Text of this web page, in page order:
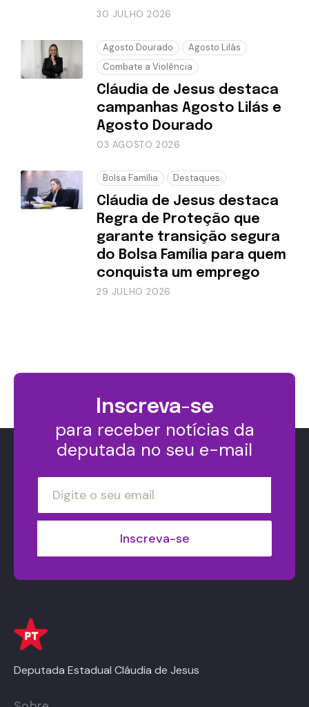
30 JULHO 2026
Agosto Dourado
Agosto Lilás
Combate a Violência
Cláudia de Jesus destaca
campanhas Agosto Lilás e
Agosto Dourado
03 AGOSTO 2026
Bolsa Família Destaques
Cláudia de Jesus destaca
Regra de Proteção que
garante transição segura
do Bolsa Família para quem
conquista um emprego
29 JULHO 2026
Inscreva-se
para receber notícias da
deputada no seu e-mail
Deputada Estadual Cláudia de Jesus